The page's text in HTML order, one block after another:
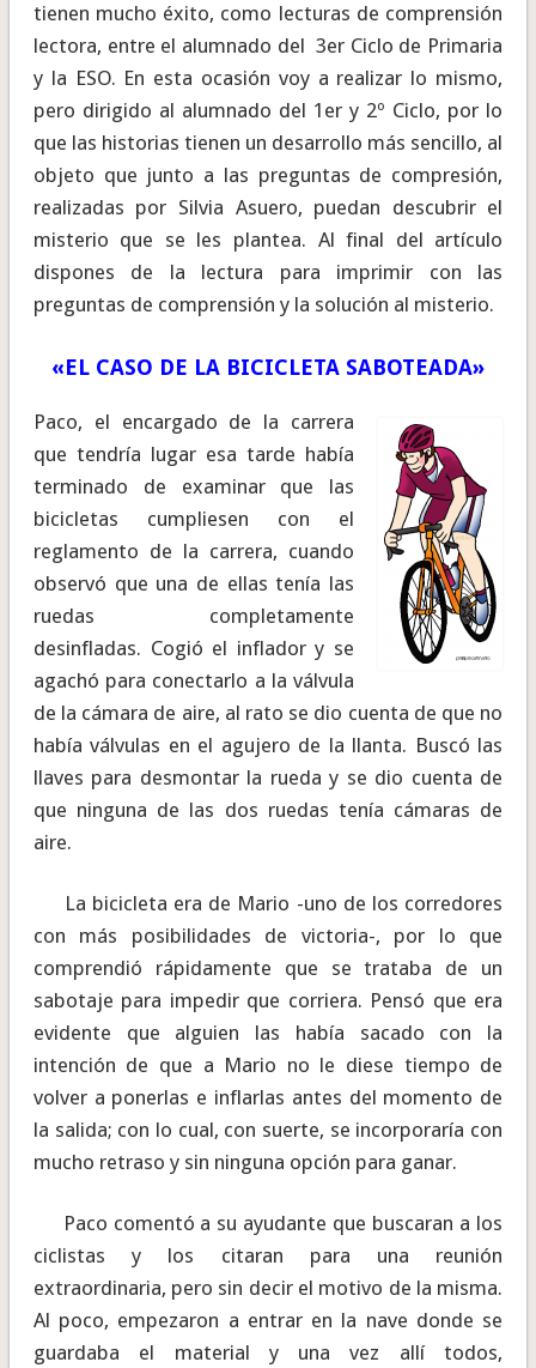
tienen mucho éxito, como lecturas de comprensión
lectora, entre el alumnado del 3er Ciclo de Primaria
y la ESO. En esta ocasión voy a realizar lo mismo,
pero dirigido al alumnado del 1er y 2º Ciclo, por lo
que las historias tienen un desarrollo más sencillo, al
objeto que junto a las preguntas de compresión,
realizadas por Silvia Asuero, puedan descubrir el
misterio que se les plantea. Al final del artículo
dispones de la lectura para imprimir con las
preguntas de comprensión y la solución al misterio.
«EL CASO DE LA BICICLETA SABOTEADA»
Paco, el encargado de la carrera
que tendría lugar esa tarde había
terminado de examinar que las
bicicletas cumpliesen con el
reglamento de la carrera, cuando
observó que una de ellas tenía las
ruedas completamente
desinfladas. Cogió el inflador y se
agachó para conectarlo a la válvula
de la cámara de aire, al rato se dio cuenta de que no
había válvulas en el agujero de la llanta. Buscó las
llaves para desmontar la rueda y se dio cuenta de
que ninguna de las dos ruedas tenía cámaras de
aire.
La bicicleta era de Mario -uno de los corredores
con más posibilidades de victoria-, por lo que
comprendió rápidamente que se trataba de un
sabotaje para impedir que corriera. Pensó que era
evidente que alguien las había sacado con la
intención de que a Mario no le diese tiempo de
volver a ponerlas e inflarlas antes del momento de
la salida; con lo cual, con suerte, se incorporaría con
mucho retraso y sin ninguna opción para ganar.
Paco comentó a su ayudante que buscaran a los
ciclistas y los citaran para una reunión
extraordinaria, pero sin decir el motivo de la misma.
Al poco, empezaron a entrar en la nave donde se
guardaba el material y una vez allí todos,